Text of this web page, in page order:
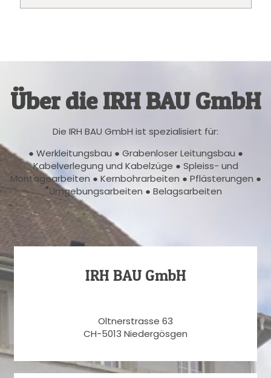
Über die IRH BAU GmbH
Die IRH BAU GmbH ist spezialisiert für:
● Werkleitungsbau ● Grabenloser Leitungsbau ●
Kabelverlegung und Kabelzüge ● Spleiss- und
Montagearbeiten ● Kernbohrarbeiten ● Pflästerungen ●
Umgebungsarbeiten ● Belagsarbeiten
IRH BAU GmbH
Oltnerstrasse 63
CH-5013 Niedergösgen